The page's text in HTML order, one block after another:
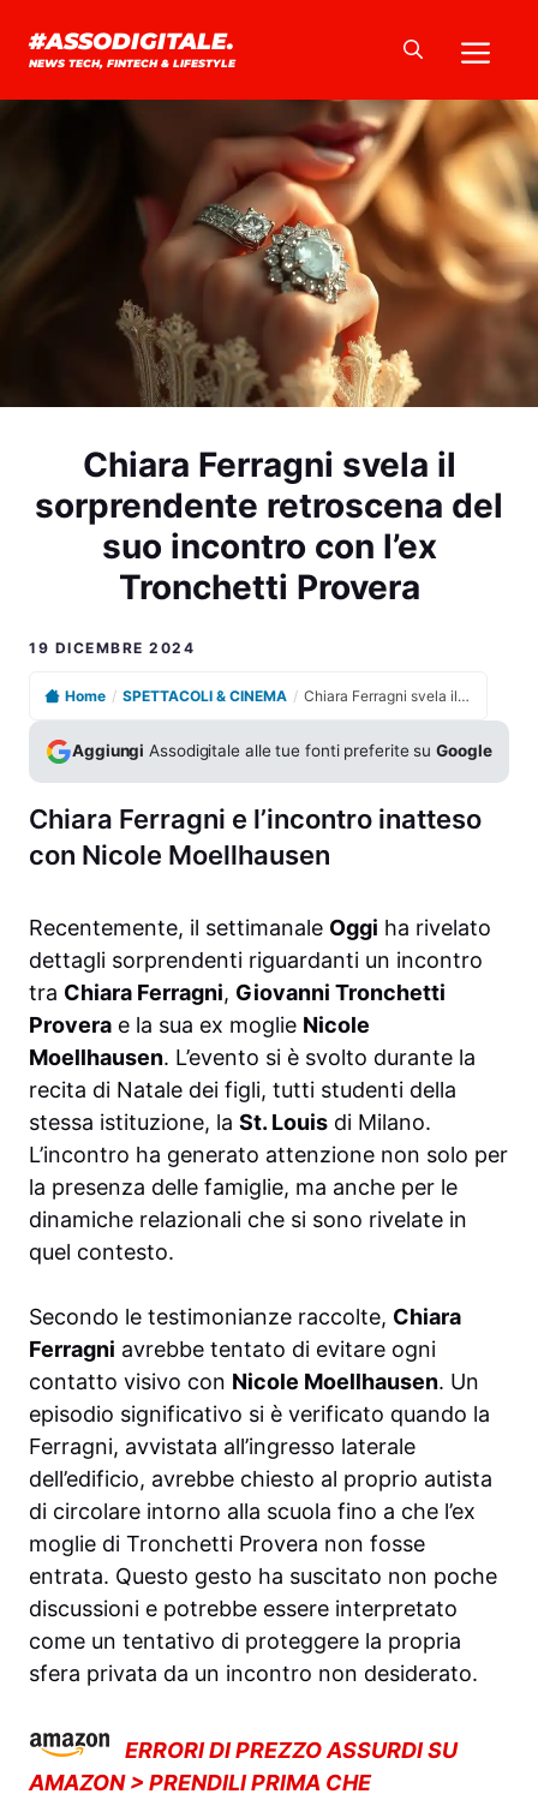
#ASSODIGITALE.
NEWS TECH, FINTECH & LIFESTYLE
Chiara Ferragni svela il
sorprendente retroscena del
suo incontro con l’ex
Tronchetti Provera
19 DICEMBRE 2024
Home / SPETTACOLI & CINEMA / Chiara Ferragni svela il sorprendente retroscena del suo incontro con l’ex Tronchetti Provera
Aggiungi Assodigitale alle tue fonti preferite suGoogle
Chiara Ferragni e l’incontro inatteso
con Nicole Moellhausen
Recentemente, il settimanale Oggi ha rivelato
dettagli sorprendenti riguardanti un incontro
tra Chiara Ferragni, Giovanni Tronchetti
Provera e la sua ex moglie Nicole
Moellhausen. L’evento si è svolto durante la
recita di Natale dei figli, tutti studenti della
stessa istituzione, la St. Louis di Milano.
L’incontro ha generato attenzione non solo per
la presenza delle famiglie, ma anche per le
dinamiche relazionali che si sono rivelate in
quel contesto.
Secondo le testimonianze raccolte, Chiara
Ferragni avrebbe tentato di evitare ogni
contatto visivo con Nicole Moellhausen. Un
episodio significativo si è verificato quando la
Ferragni, avvistata all’ingresso laterale
dell’edificio, avrebbe chiesto al proprio autista
di circolare intorno alla scuola fino a che l’ex
moglie di Tronchetti Provera non fosse
entrata. Questo gesto ha suscitato non poche
discussioni e potrebbe essere interpretato
come un tentativo di proteggere la propria
sfera privata da un incontro non desiderato.
ERRORI DI PREZZO ASSURDI SU
AMAZON > PRENDILI PRIMA CHE